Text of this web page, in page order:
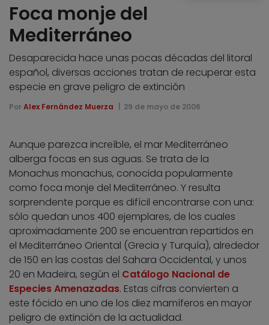
Foca monje del
Mediterráneo
Desaparecida hace unas pocas décadas del litoral
español, diversas acciones tratan de recuperar esta
especie en grave peligro de extinción
Por Alex Fernández Muerza 29 de mayo de 2006
Aunque parezca increíble, el mar Mediterráneo
alberga focas en sus aguas. Se trata de la
Monachus monachus, conocida popularmente
como foca monje del Mediterráneo. Y resulta
sorprendente porque es difícil encontrarse con una:
sólo quedan unos 400 ejemplares, de los cuales
aproximadamente 200 se encuentran repartidos en
el Mediterráneo Oriental (Grecia y Turquía), alrededor
de 150 en las costas del Sahara Occidental, y unos
20 en Madeira, según el Catálogo Nacional de
Especies Amenazadas. Estas cifras convierten a
este fócido en uno de los diez mamíferos en mayor
peligro de extinción de la actualidad.